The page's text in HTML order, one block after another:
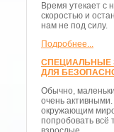
Время утекает с
скоростью и
нам не под силу.
Подробнее...
СПЕЦИАЛЬНЫЕ
ДЛЯ
Обычно,
очень
окружающим
попробовать всё